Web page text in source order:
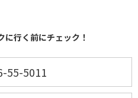
に行く前にチェック！
55-5011